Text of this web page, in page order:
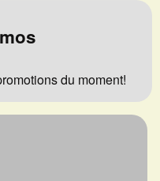
du moment!